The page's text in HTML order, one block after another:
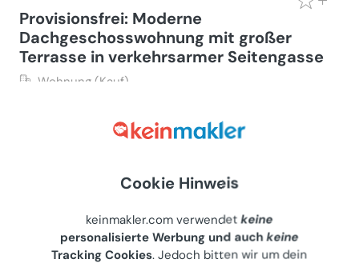
Provisionsfrei: Moderne
Dachgeschosswohnung mit großer
Terrasse in verkehrsarmer Seitengasse
Wohnung (Kauf)
Privater Anbieter
3 ZimmerCookie Hinweis
keinmakler.com verwendetkeine
personalisierte Werbung und auchkeine
Tracking Cookies. Jedoch bitten wir um dein